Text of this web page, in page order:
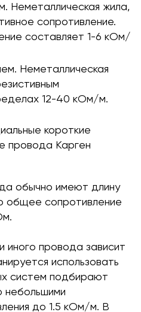
Неметаллическая жила,
сопротивление.
составляет 1-6 кОм/
Неметаллическая
12-40 кОм/м.
обычно имеют длину
общее сопротивление
иного провода зависит
использовать
систем подбирают
небольшими
до 1.5 кОм/м. В